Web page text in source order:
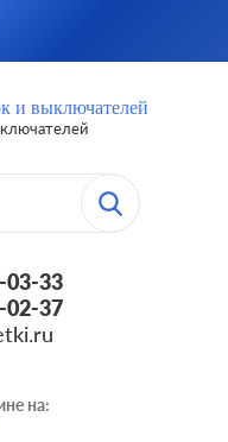
03-33
02-37
на: